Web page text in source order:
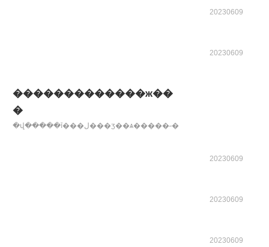
20230609
20230609
�������������ж��
�
�վ�����ī���ڷ���ӡ��ѧ�����˶�
20230609
20230609
20230609